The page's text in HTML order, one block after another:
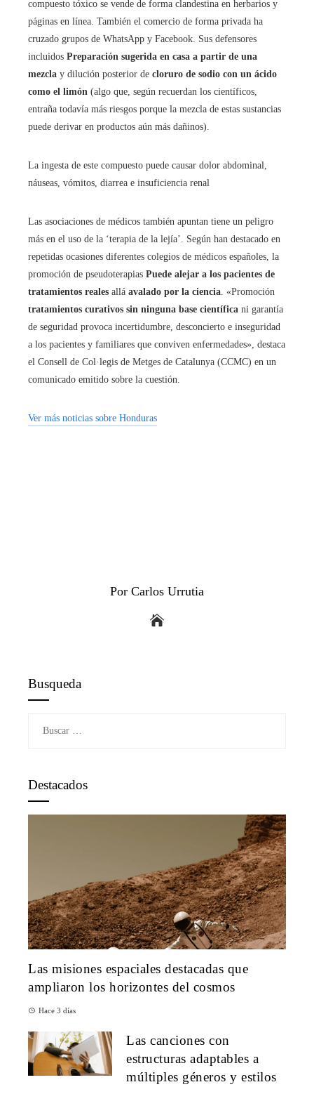
compuesto tóxico se vende de forma clandestina en herbarios y
páginas en línea. También el comercio de forma privada ha
cruzado grupos de WhatsApp y Facebook. Sus defensores
incluidos Preparación sugerida en casa a partir de una
mezcla y dilución posterior de cloruro de sodio con un ácido
como el limón (algo que, según recuerdan los científicos,
entraña todavía más riesgos porque la mezcla de estas sustancias
puede derivar en productos aún más dañinos).
La ingesta de este compuesto puede causar dolor abdominal,
náuseas, vómitos, diarrea e insuficiencia renal
Las asociaciones de médicos también apuntan tiene un peligro
más en el uso de la ‘terapia de la lejía’. Según han destacado en
repetidas ocasiones diferentes colegios de médicos españoles, la
promoción de pseudoterapias Puede alejar a los pacientes de
tratamientos reales allá avalado por la ciencia . «Promoción
tratamientos curativos sin ninguna base científica ni garantía
de seguridad provoca incertidumbre, desconcierto e inseguridad
a los pacientes y familiares que conviven enfermedades», destaca
el Consell de Col·legis de Metges de Catalunya (CCMC) en un
comunicado emitido sobre la cuestión.
Ver más noticias sobre Honduras
Por Carlos Urrutia
Busqueda
Destacados
Las misiones espaciales destacadas que
ampliaron los horizontes del cosmos
Hace 3 días
Las canciones con
estructuras adaptables a
múltiples géneros y estilos